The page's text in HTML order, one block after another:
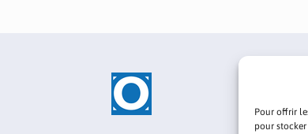
Pour offrir
pour